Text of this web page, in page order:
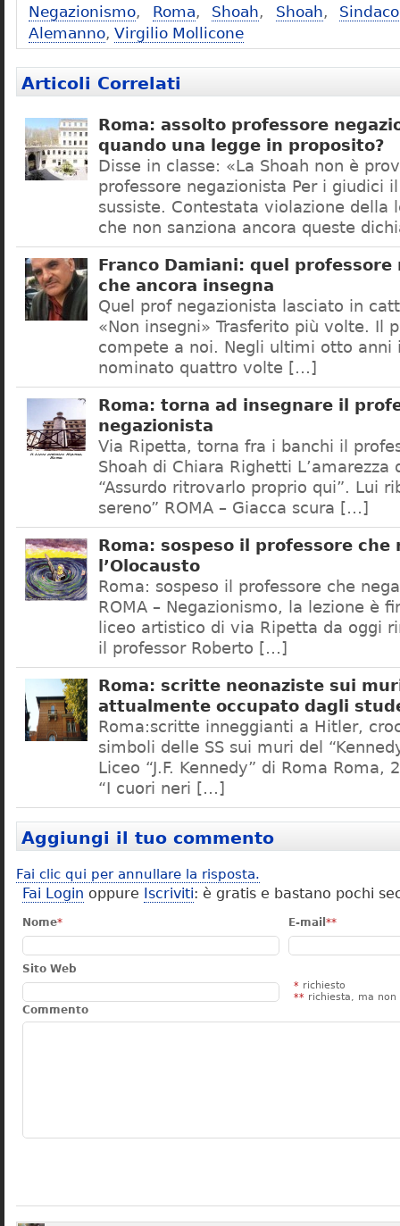
Negazionismo, Roma, Shoah, Shoah,
Alemanno, Virgilio Mollicone
Articoli Correlati
Roma: assolto professore
quando una legge in proposito?
Disse in classe: «La Shoah non è
professore negazionista Per i giudici
sussiste. Contestata violazione della
che non sanziona ancora queste
Franco Damiani: quel professore
che ancora insegna
Quel prof negazionista lasciato in
«Non insegni» Trasferito più volte. Il
compete a noi. Negli ultimi otto anni
nominato quattro volte […]
Roma: torna ad insegnare il
negazionista
Via Ripetta, torna fra i banchi il
Shoah di Chiara Righetti L’amarezza
“Assurdo ritrovarlo proprio qui”. Lui
sereno” ROMA – Giacca scura […]
Roma: sospeso il professore che
l’Olocausto
Roma: sospeso il professore che
ROMA – Negazionismo, la lezione è
liceo artistico di via Ripetta da oggi
il professor Roberto […]
Roma: scritte neonaziste sui
attualmente occupato dagli
Roma:scritte inneggianti a Hitler,
simboli delle SS sui muri del
Liceo “J.F. Kennedy” di Roma Roma,
“I cuori neri […]
Aggiungi il tuo commento
Fai clic qui per annullare la risposta.
Fai Login oppure Iscriviti: è gratis e bastano pochi
Nome* E-mail **
Sito Web
* richiesto
** richiesta, ma non
Commento